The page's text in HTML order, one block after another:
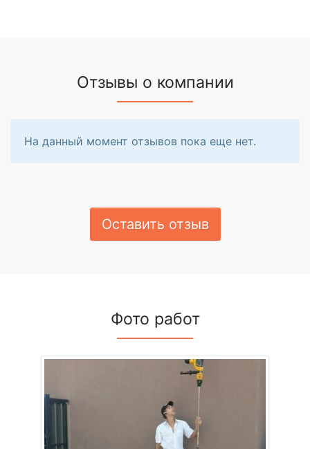
Отзывы о компании
На данный момент отзывов пока еще нет.
Оставить отзыв
Фото работ